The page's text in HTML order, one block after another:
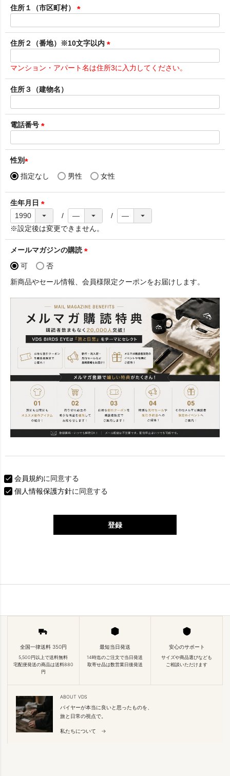
須
住所１（市区町村）
必
須
住所２（番地）※10文字以内
必
須
マンション・アパート名は住所3に入力してください。
住所３（建物名）
電話番号
必
性別
(
須
)
指定なし 男性 女性
生年月日
(
必
須
)
※設定後は変更できません。
メールマガジンの購読
須
可
否
新商品やセール情報、会員様限定クーポンをお届けします。
会員規約に同意する
個人情報保護方針に同意する
登録
全国一律送料 350円
5,500円以上で送料無料
宅配便発送の商品は送料880
円
最短当日発送
14時迄のご注文で当日発送
取寄せ品は数営業日後発送
安心のサポート
サイズや商品選びなども
ご相談いただけます
ABOUT VDS
バイヤーが本当に良いと思ったものを、
旅と日常の視点で。
私たちについて →